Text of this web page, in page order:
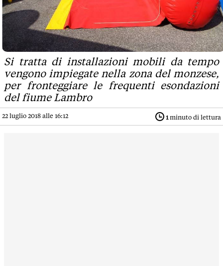
Si tratta di installazioni mobili da tempo
vengono impiegate nella zona del monzese,
per fronteggiare le frequenti esondazioni
del fiume Lambro
22 luglio 2018 alle 16:12 1 minuto di lettura